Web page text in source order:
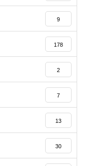
9
178
2
7
13
30